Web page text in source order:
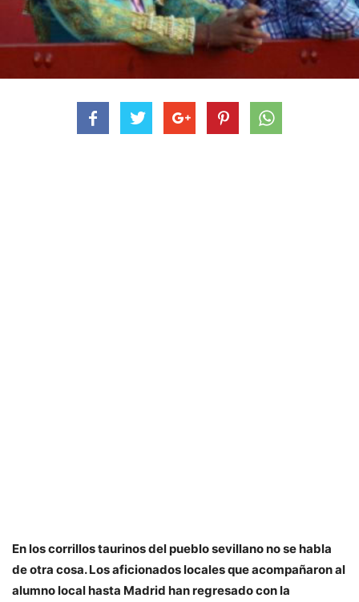
En los corrillos taurinos del pueblo sevillano no se habla
de otra cosa. Los aficionados locales que acompañaron al
alumno local hasta Madrid han regresado con la